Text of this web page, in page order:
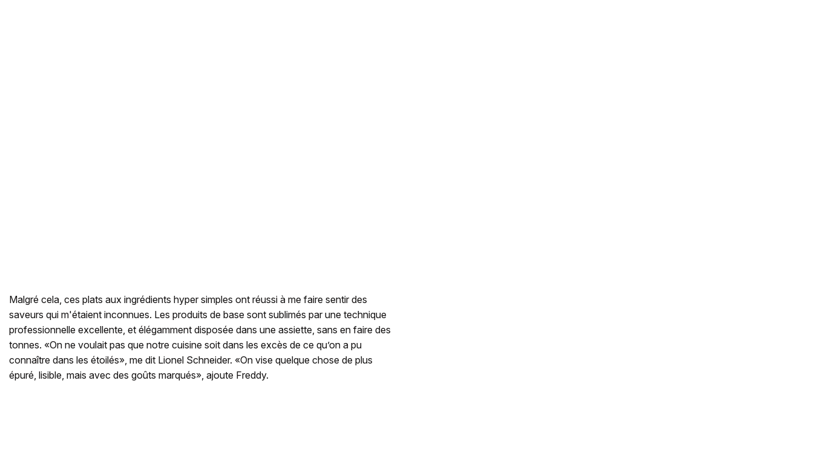
Malgré cela, ces plats aux ingrédients hyper simples ont réussi à me faire sentir des
saveurs qui m'étaient inconnues. Les produits de base sont sublimés par une technique
professionnelle excellente, et élégamment disposée dans une assiette, sans en faire des
tonnes. «On ne voulait pas que notre cuisine soit dans les excès de ce qu’on a pu
connaître dans les étoilés», me dit Lionel Schneider. «On vise quelque chose de plus
épuré, lisible, mais avec des goûts marqués», ajoute Freddy.